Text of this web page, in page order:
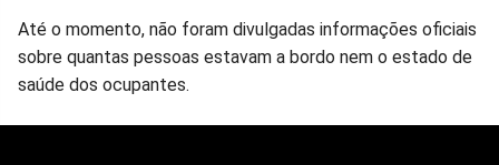
Até o momento, não foram divulgadas informações oficiais
sobre quantas pessoas estavam a bordo nem o estado de
saúde dos ocupantes.